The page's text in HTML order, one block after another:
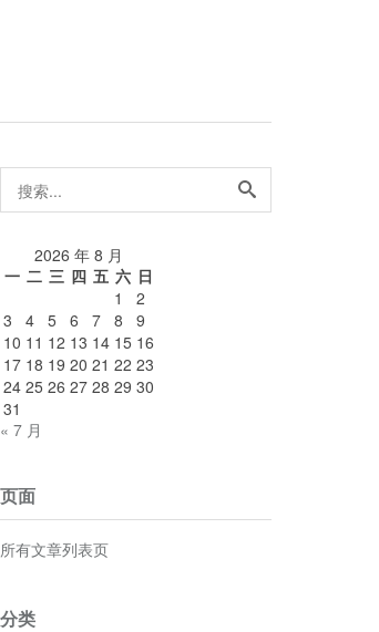
搜
索...
2026 年 8 月
一 二 三 四 五 六 日
1
2
3
4 5 6 7 8
9
10 11 12 13 14 15 16
17 18 19 20 21 22 23
24 25 26 27 28 29 30
31
« 7 月
页面
所有文章列表页
分类